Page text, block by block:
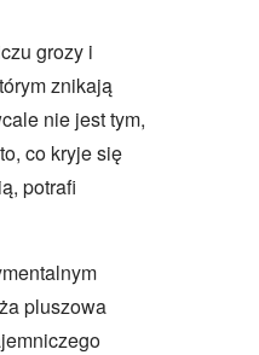
grozy i
znikają
nie jest tym,
co kryje się
potrafi
pluszowa